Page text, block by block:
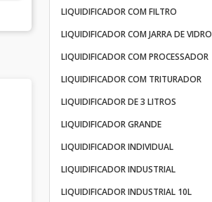
LIQUIDIFICADOR COM FILTRO
LIQUIDIFICADOR COM JARRA DE VIDRO
LIQUIDIFICADOR COM PROCESSADOR
LIQUIDIFICADOR COM TRITURADOR
LIQUIDIFICADOR DE 3 LITROS
LIQUIDIFICADOR GRANDE
LIQUIDIFICADOR INDIVIDUAL
LIQUIDIFICADOR INDUSTRIAL
LIQUIDIFICADOR INDUSTRIAL 10L